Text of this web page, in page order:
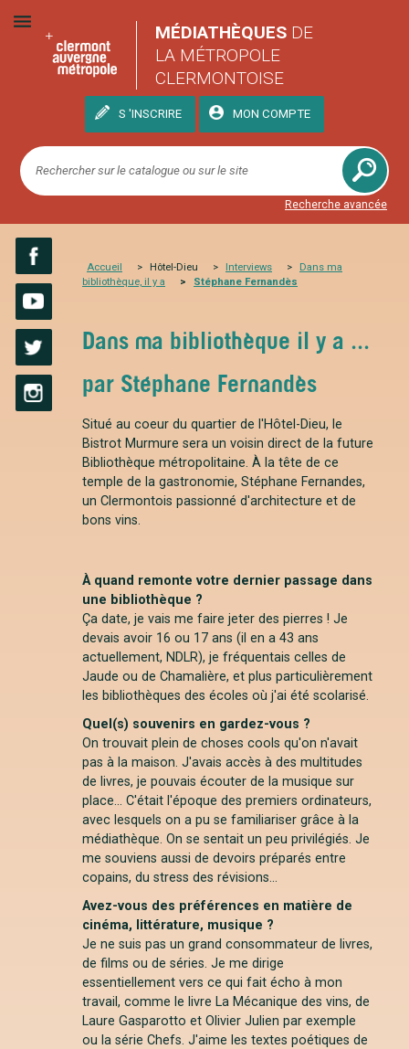
MÉDIATHÈQUES DE
LA MÉTROPOLE
CLERMONTOISE
S 'INSCRIRE MON COMPTE
Recherche avancée
Accueil Hôtel-Dieu Interviews
Dans ma
bibliothèque, il y a
Stéphane Fernandès
Dans ma bibliothèque il y a ...
par Stéphane Fernandès
Situé au coeur du quartier de l'Hôtel-Dieu, le
Bistrot Murmure sera un voisin direct de la future
Bibliothèque métropolitaine. À la tête de ce
temple de la gastronomie, Stéphane Fernandes,
un Clermontois passionné d'architecture et de
bons vins.
À quand remonte votre dernier passage dans
une bibliothèque ?
Ça date, je vais me faire jeter des pierres ! Je
devais avoir 16 ou 17 ans (il en a 43 ans
actuellement, NDLR), je fréquentais celles de
Jaude ou de Chamalière, et plus particulièrement
les bibliothèques des écoles où j'ai été scolarisé.
Quel(s) souvenirs en gardez-vous ?
On trouvait plein de choses cools qu'on n'avait
pas à la maison. J'avais accès à des multitudes
de livres, je pouvais écouter de la musique sur
place... C'était l'époque des premiers ordinateurs,
avec lesquels on a pu se familiariser grâce à la
médiathèque. On se sentait un peu privilégiés. Je
me souviens aussi de devoirs préparés entre
copains, du stress des révisions...
Avez-vous des préférences en matière de
cinéma, littérature, musique ?
Je ne suis pas un grand consommateur de livres,
de films ou de séries. Je me dirige
essentiellement vers ce qui fait écho à mon
travail, comme le livre La Mécanique des vins, de
Laure Gasparotto et Olivier Julien par exemple
ou la série Chefs. J'aime les textes poétiques de
Facebook
YouTube
Twitter